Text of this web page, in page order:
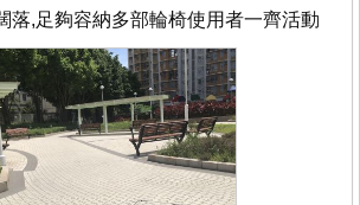
落,足夠容納多部輪椅使用者一齊活動